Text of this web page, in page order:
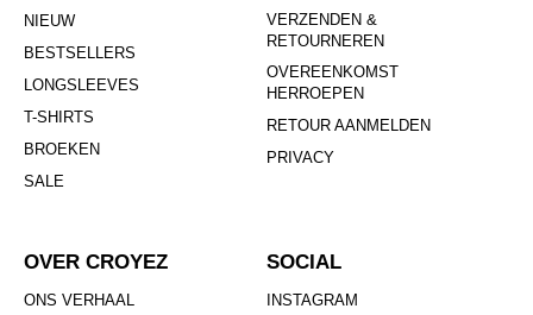
NIEUW
BESTSELLERS
LONGSLEEVES
T-SHIRTS
BROEKEN
SALE
VERZENDEN &
RETOURNEREN
OVEREENKOMST
HERROEPEN
RETOUR AANMELDEN
PRIVACY
OVER CROYEZ
ONS VERHAAL
SOCIAL
INSTAGRAM